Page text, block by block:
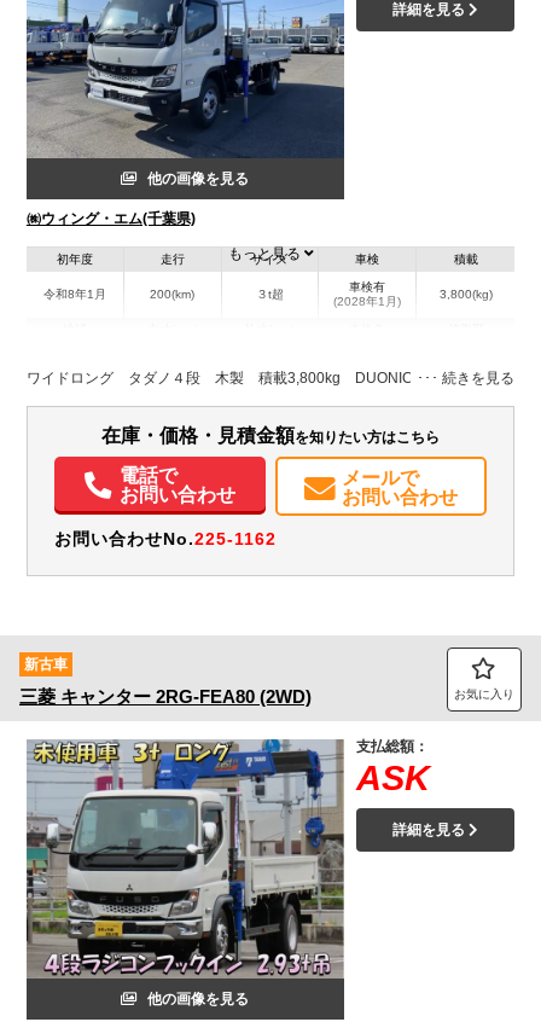
他の画像を見る
㈱ウィング・エム(千葉県)
詳細を見る
初年度
令和8年1月
走行
200(km)
サイズ
３t超
車検
車検有
(2028年1月)
積載
3,800(kg)
千葉県
W:2,080
H:380
W:2,800
H:3,700
無
装備情報
エアコン パワステ パワーウィンドウ
集中ドアロック
電動格納ミラー
ETC バックモニター
取扱説明書（一部含む）
メンテナンスノート（保証書）
もっと見る
ワイドロング タダノ４段 木製 積載3,800kg DUONIC
在庫・価格・見積金額を知りたい方はこちら
電話で
お問い合わせ
メールで
お問い合わせ
お問い合わせNo.225-1162
新古車
三菱 キャンター 2RG-FEA80 (2WD) お気に入り
他の画像を見る
支払総額：
ASK
詳細を見る